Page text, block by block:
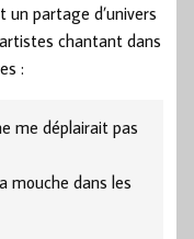
un partage d’univers
chantant dans
:
me déplairait pas
mouche dans les